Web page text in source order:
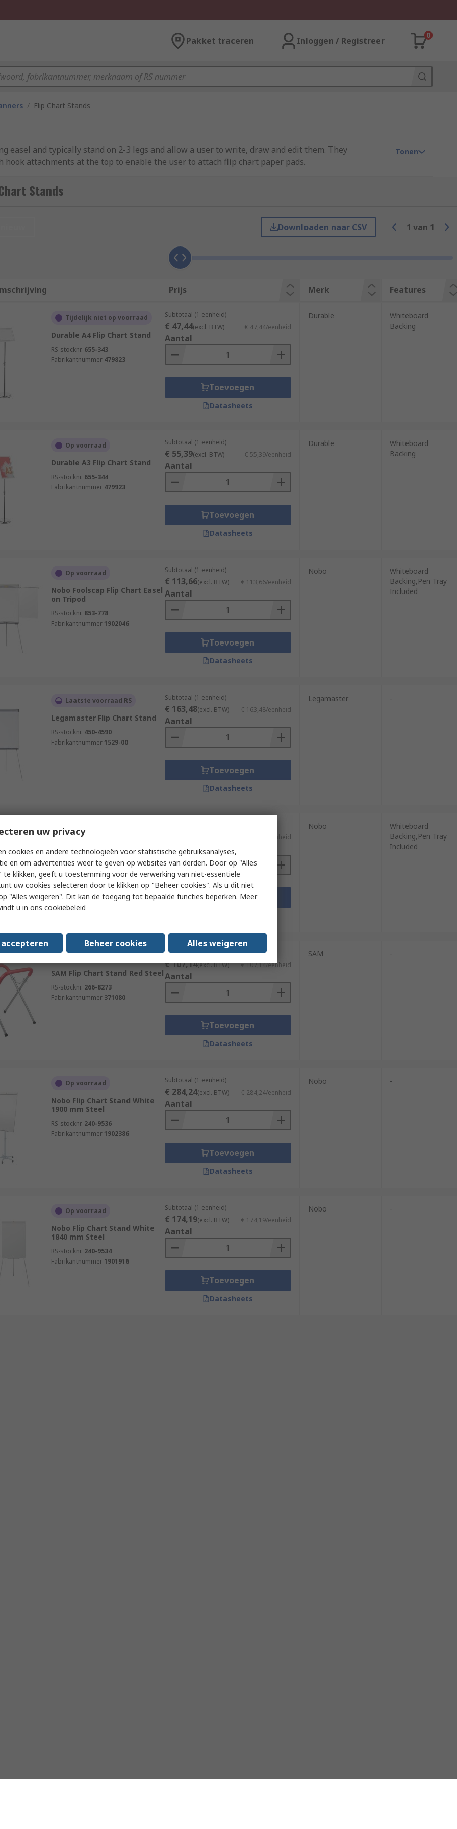
Pakket traceren Inloggen / Registreer
0
/ Flip Chart Stands
easel and typically stand on 2-3 legs and allow a user to write, draw and edit them. They
attachments at the top to enable the user to attach flip chart paper pads.
Tonen
Stands
Downloaden naar CSV 1 van 1
Prijs Merk Features
Tijdelijk niet op voorraad
Durable A4 Flip Chart Stand
RS-stocknr. 655-343
Fabrikantnummer 479823
Subtotaal (1 eenheid)
€ 47,44(excl. BTW) € 47,44/eenheid
Aantal
Toevoegen
Datasheets
Durable
Whiteboard
Backing
Op voorraad
Durable A3 Flip Chart Stand
RS-stocknr. 655-344
Fabrikantnummer 479923
Subtotaal (1 eenheid)
€ 55,39(excl. BTW) € 55,39/eenheid
Aantal
Toevoegen
Datasheets
Durable
Whiteboard
Backing
Op voorraad
Nobo Foolscap Flip Chart Easel
on Tripod
RS-stocknr. 853-778
Fabrikantnummer 1902046
Subtotaal (1 eenheid)
€ 113,66(excl. BTW) € 113,66/eenheid
Aantal
Toevoegen
Datasheets
Nobo
Whiteboard
Backing,Pen Tray
Included
Laatste voorraad RS
Legamaster Flip Chart Stand
RS-stocknr. 450-4590
Fabrikantnummer 1529-00
Subtotaal (1 eenheid)
€ 163,48(excl. BTW) € 163,48/eenheid
Aantal
Toevoegen
Datasheets
Legamaster -
Op voorraad
Tripod
RS-stocknr. 652-282
Fabrikantnummer 1901918
€ 167,55/eenheid
Aantal
Toevoegen
Nobo
Whiteboard
Backing,Pen Tray
Included
Voorradig bij de fabrikant
SAM Flip Chart Stand Red Steel
RS-stocknr. 266-8273
Fabrikantnummer 371080
Subtotaal (1 eenheid)
€ 107,14(excl. BTW) € 107,14/eenheid
Aantal
Toevoegen
Datasheets
SAM -
Op voorraad
Nobo Flip Chart Stand White
1900 mm Steel
RS-stocknr. 240-9536
Fabrikantnummer 1902386
Subtotaal (1 eenheid)
€ 284,24(excl. BTW) € 284,24/eenheid
Aantal
Toevoegen
Datasheets
Nobo -
Op voorraad
Nobo Flip Chart Stand White
1840 mm Steel
RS-stocknr. 240-9534
Fabrikantnummer 1901916
Subtotaal (1 eenheid)
€ 174,19(excl. BTW) € 174,19/eenheid
Aantal
Toevoegen
Datasheets
Nobo -
uw privacy
cookies en andere technologieën voor statistische gebruiksanalyses,
en om advertenties weer te geven op websites van derden. Door op "Alles
te klikken, geeft u toestemming voor de verwerking van niet-essentiële
uw cookies selecteren door te klikken op "Beheer cookies". Als u dit niet
"Alles weigeren". Dit kan de toegang tot bepaalde functies beperken. Meer
u in ons cookiebeleid
Beheer cookies Alles weigeren